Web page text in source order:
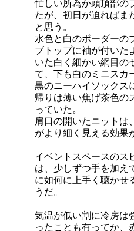
忙しい所為か頭頂部の
たが、初日が迫ればま
と思う。
水色と白のボーダーの
ブトップに袖が付いた
いた白く細かい網目の
て、下も白のミニスカ
黒のニーハイソックス
帰りは薄い焦げ茶色の
っていた。
肩口の開いたニットは
がより細く見える効果
イベントスペースのス
は、少しずつ手を加え
に如何に上手く聴かせ
うだ。
気温が低い割に冷房は
ったことも有ってか、